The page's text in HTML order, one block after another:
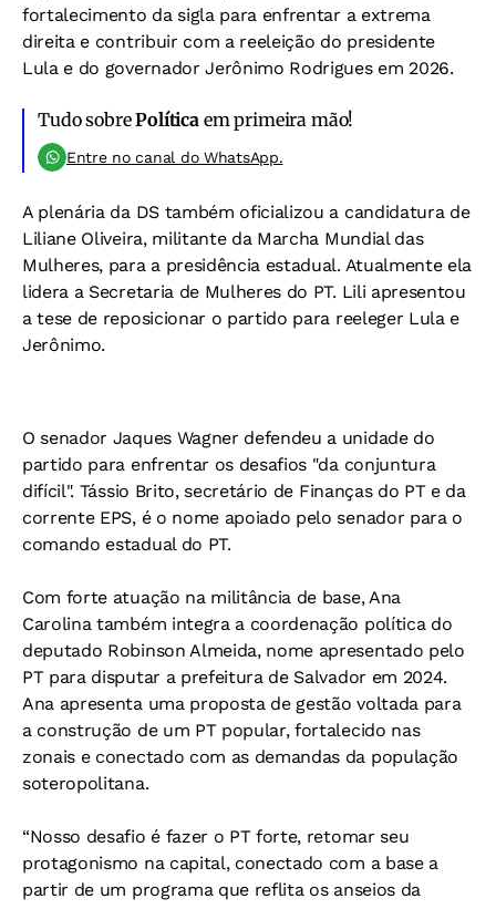
fortalecimento da sigla para enfrentar a extrema
direita e contribuir com a reeleição do presidente
Lula e do governador Jerônimo Rodrigues em 2026.
Tudo sobrePolítica em primeira mão!
Entre no canal do WhatsApp.
A plenária da DS também oficializou a candidatura de
Liliane Oliveira, militante da Marcha Mundial das
Mulheres, para a presidência estadual. Atualmente ela
lidera a Secretaria de Mulheres do PT. Lili apresentou
a tese de reposicionar o partido para reeleger Lula e
Jerônimo.
O senador Jaques Wagner defendeu a unidade do
partido para enfrentar os desafios "da conjuntura
difícil". Tássio Brito, secretário de Finanças do PT e da
corrente EPS, é o nome apoiado pelo senador para o
comando estadual do PT.
Com forte atuação na militância de base, Ana
Carolina também integra a coordenação política do
deputado Robinson Almeida, nome apresentado pelo
PT para disputar a prefeitura de Salvador em 2024.
Ana apresenta uma proposta de gestão voltada para
a construção de um PT popular, fortalecido nas
zonais e conectado com as demandas da população
soteropolitana.
“Nosso desafio é fazer o PT forte, retomar seu
protagonismo na capital, conectado com a base a
partir de um programa que reflita os anseios da